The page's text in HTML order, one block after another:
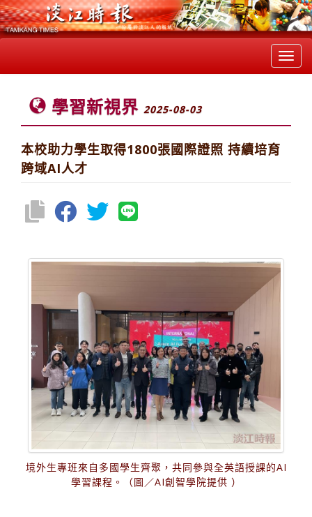
學習新視界 2025-08-03
本校助力學生取得1800張國際證照 持續培育
跨域AI人才
境外生專班來自多國學生齊聚，共同參與全英語授課的AI
學習課程。（圖／AI創智學院提供 ）